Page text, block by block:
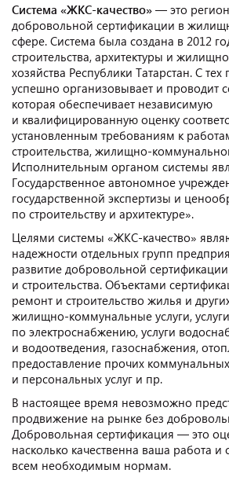
Система «ЖКС-качество» — это
добровольной сертификации в
сфере. Система была создана в 2012
строительства, архитектуры и
хозяйства Республики Татарстан. С
успешно организовывает и проводит
которая обеспечивает независимую
и квалифицированную оценку
установленным требованиям к
строительства, жилищно-
Исполнительным органом системы
Государственное автономное
государственной экспертизы и
по строительству и архитектуре».
Целями системы «ЖКС-качество»
надежности отдельных групп
развитие добровольной
и строительства. Объектами
ремонт и строительство жилья и
жилищно-коммунальные услуги, услуги
по электроснабжению, услуги
и водоотведения, газоснабжения,
предоставление прочих
и персональных услуг и пр.
В настоящее время невозможно
продвижение на рынке без
Добровольная сертификация — это
насколько качественна ваша работа и
всем необходимым нормам.